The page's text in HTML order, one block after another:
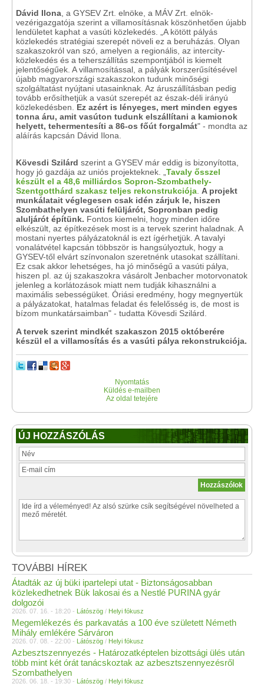
Dávid Ilona , a GYSEV Zrt. elnöke, a MÁV Zrt. elnök-
vezérigazgatója szerint a villamosításnak köszönhetően újabb
lendületet kaphat a vasúti közlekedés. „A kötött pályás
közlekedés stratégiai szerepét növeli ez a beruházás. Olyan
szakaszokról van szó, amelyen a regionális, az intercity-
közlekedés és a teherszállítás szempontjából is kiemelt
jelentőségűek. A villamosítással, a pályák korszerűsítésével
újabb magyarországi szakaszokon tudunk minőségi
szolgáltatást nyújtani utasainknak. Az áruszállításban pedig
tovább erősíthetjük a vasút szerepét az észak-déli irányú
közlekedésben. Ez azért is lényeges, mert minden egyes
tonna áru, amit vasúton tudunk elszállítani a kamionok
helyett, tehermentesíti a 86-os főút forgalmát" - mondta az
aláírás kapcsán Dávid Ilona.
Kövesdi Szilárd szerint a GYSEV már eddig is bizonyította,
hogy jó gazdája az uniós projekteknek. „ Tavaly ősszel
készült el a 48,6 milliárdos Sopron-Szombathely-
Szentgotthárd szakasz teljes rekonstrukciója A projekt
munkálatait véglegesen csak idén zárjuk le, hiszen
Szombathelyen vasúti felüljárót, Sopronban pedig
aluljárót építünk. Fontos kiemelni, hogy minden időre
elkészült, az építkezések most is a tervek szerint haladnak. A
mostani nyertes pályázatoknál is ezt ígérhetjük. A tavalyi
vonalátvétel kapcsán többször is hangsúlyoztuk, hogy a
GYSEV-től elvárt színvonalon szeretnénk utasokat szállítani.
Ez csak akkor lehetséges, ha jó minőségű a vasúti pálya,
hiszen pl. az új szakaszokra vásárolt Jenbacher motorvonatok
jelenleg a korlátozások miatt nem tudják kihasználni a
maximális sebességüket. Óriási eredmény, hogy megnyertük
a pályázatokat, hatalmas feladat és felelősség is, de most is
bízom munkatársaimban" - tudatta Kövesdi Szilárd.
A tervek szerint mindkét szakaszon 2015 októberére
készül el a villamosítás és a vasúti pálya rekonstrukciója.
Nyomtatás
Küldés e-mailben
Az oldal tetejére
ÚJ HOZZÁSZÓLÁS
TOVÁBBI HÍREK
Átadták az új büki ipartelepi utat - Biztonságosabban
közlekedhetnek Bük lakosai és a Nestlé PURINA gyár
dolgozói
2026. 07. 16. - 18:20 - Látószög / Helyi fókusz
Megemlékezés és parkavatás a 100 éve született Németh
Mihály emlékére Sárváron
2026. 07. 08. - 22:00 - Látószög / Helyi fókusz
Azbesztszennyezés - Határozatképtelen bizottsági ülés után
több mint két órát tanácskoztak az azbesztszennyezésről
Szombathelyen
2026. 06. 18. - 19:30 - Látószög / Helyi fókusz